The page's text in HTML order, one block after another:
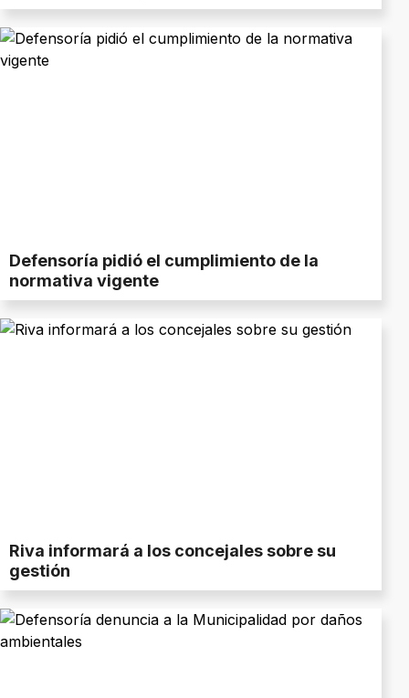
Defensoría pidió el cumplimiento de la
normativa vigente
Riva informará a los concejales sobre su
gestión